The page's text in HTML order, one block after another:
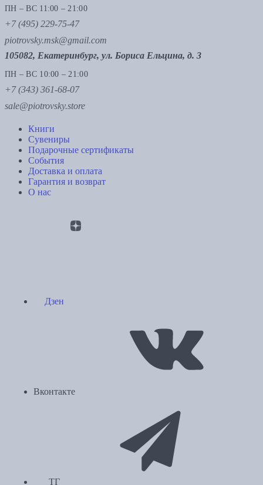
ПН – ВС 11:00 – 21:00
+7 (495) 229-75-47
piotrovsky.msk@gmail.com
105082, Екатеринбург, ул. Бориса Ельцина, д. 3
ПН – ВС 10:00 – 21:00
+7 (343) 361-68-07
sale@piotrovsky.store
Книги
Сувениры
Подарочные сертификаты
События
Доставка и оплата
Гарантия и возврат
О нас
Дзен
Вконтакте
ТГ